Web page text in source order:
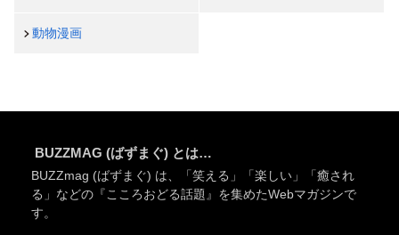
動物漫画
BUZZMAG (ばずまぐ) とは…
BUZZmag (ばずまぐ) は、「笑える」「楽しい」「癒され
る」などの『こころおどる話題』を集めたWebマガジンで
す。